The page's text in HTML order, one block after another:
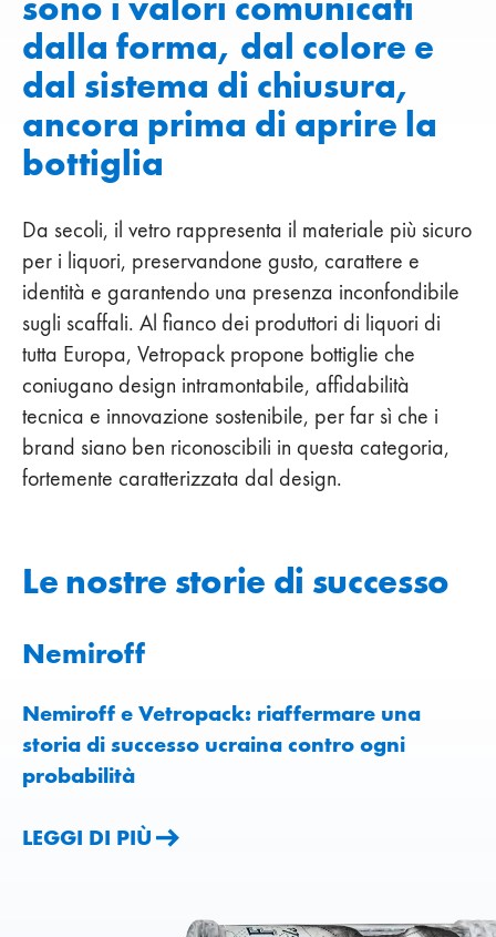
dalla forma, dal colore e
dal sistema di chiusura,
ancora prima di aprire la
bottiglia
Da secoli, il vetro rappresenta il materiale più sicuro
per i liquori, preservandone gusto, carattere e
identità e garantendo una presenza inconfondibile
sugli scaffali. Al fianco dei produttori di liquori di
tutta Europa, Vetropack propone bottiglie che
coniugano design intramontabile, affidabilità
tecnica e innovazione sostenibile, per far sì che i
brand siano ben riconoscibili in questa categoria,
fortemente caratterizzata dal design.
Le nostre storie di successo
Nemiroff
Nemiroff e Vetropack: riaffermare una
storia di successo ucraina contro ogni
probabilità
LEGGI DI PIÙ